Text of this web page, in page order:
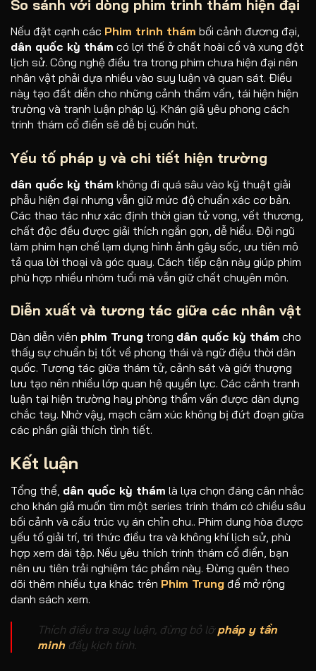
So sánh với dòng phim trinh thám hiện đại
Nếu đặt cạnh các Phim trinh thám bối cảnh đương đại,
dân quốc kỳ thám có lợi thế ở chất hoài cổ và xung đột
lịch sử. Công nghệ điều tra trong phim chưa hiện đại nên
nhân vật phải dựa nhiều vào suy luận và quan sát. Điều
này tạo đất diễn cho những cảnh thẩm vấn, tái hiện hiện
trường và tranh luận pháp lý. Khán giả yêu phong cách
trinh thám cổ điển sẽ dễ bị cuốn hút.
Yếu tố pháp y và chi tiết hiện trường
dân quốc kỳ thám không đi quá sâu vào kỹ thuật giải
phẫu hiện đại nhưng vẫn giữ mức độ chuẩn xác cơ bản.
Các thao tác như xác định thời gian tử vong, vết thương,
chất độc đều được giải thích ngắn gọn, dễ hiểu. Đội ngũ
làm phim hạn chế lạm dụng hình ảnh gây sốc, ưu tiên mô
tả qua lời thoại và góc quay. Cách tiếp cận này giúp phim
phù hợp nhiều nhóm tuổi mà vẫn giữ chất chuyên môn.
Diễn xuất và tương tác giữa các nhân vật
Dàn diễn viên phim Trung trong dân quốc kỳ thám cho
thấy sự chuẩn bị tốt về phong thái và ngữ điệu thời dân
quốc. Tương tác giữa thám tử, cảnh sát và giới thượng
lưu tạo nên nhiều lớp quan hệ quyền lực. Các cảnh tranh
luận tại hiện trường hay phòng thẩm vấn được dàn dựng
chắc tay. Nhờ vậy, mạch cảm xúc không bị đứt đoạn giữa
các phần giải thích tình tiết.
Kết luận
Tổng thể, dân quốc kỳ thám là lựa chọn đáng cân nhắc
cho khán giả muốn tìm một series trinh thám có chiều sâu
bối cảnh và cấu trúc vụ án chỉn chu.. Phim dung hòa được
yếu tố giải trí, tri thức điều tra và không khí lịch sử, phù
hợp xem dài tập. Nếu yêu thích trinh thám cổ điển, bạn
nên ưu tiên trải nghiệm tác phẩm này. Đừng quên theo
dõi thêm nhiều tựa khác trên Phim Trung để mở rộng
danh sách xem.
Thích điều tra suy luận, đừng bỏ lỡpháp y tần
minhđầy kịch tính.